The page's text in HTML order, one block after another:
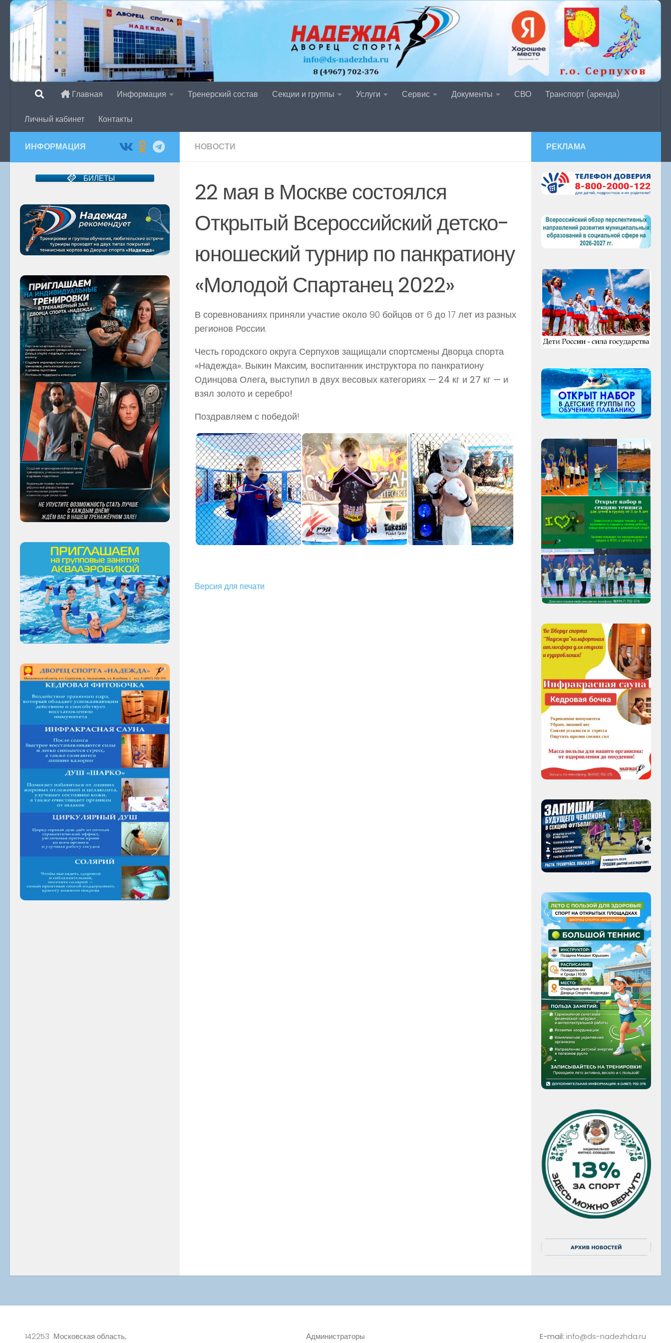
Перейти к содержимому
Главная Информация Тренерский состав Секции и группы Услуги Сервис Документы СВО Транспорт (аренда)
Личный кабинет Контакты
НОВОСТИ
22 мая в Москве состоялся
Открытый Всероссийский детско-
юношеский турнир по панкратиону
«Молодой Спартанец 2022»
В соревнованиях приняли участие около 90 бойцов от 6 до 17 лет из разных
регионов России.
Честь городского округа Серпухов защищали спортсмены Дворца спорта
«Надежда». Выкин Максим, воспитанник инструктора по панкратиону
Одинцова Олега, выступил в двух весовых категориях — 24 кг и 27 кг — и
взял золото и серебро!
Поздравляем с победой!
Версия для печати
ИНФОРМАЦИЯ
БИЛЕТЫ
РЕКЛАМА
142253 Московская область, Администраторы E-mail: info@ds-nadezhda.ru